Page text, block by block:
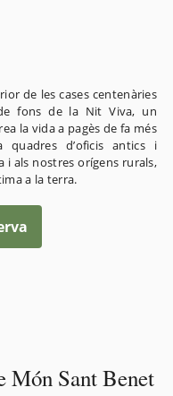
de les cases centenàries
fons de la Nit Viva, un
la vida a pagès de fa més
quadres d’oficis antics i
i als nostres orígens rurals,
a la terra.
Món Sant Benet